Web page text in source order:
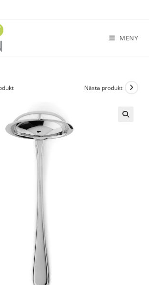
MENY
Nästa produkt